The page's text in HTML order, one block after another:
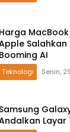
Harga
Salahkan
Booming AI
Teknologi Senin,
Samsung
Layar